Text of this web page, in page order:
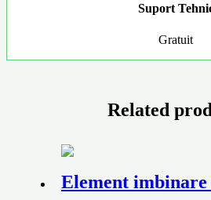
Suport
Gratuit
Related
Element imbinare